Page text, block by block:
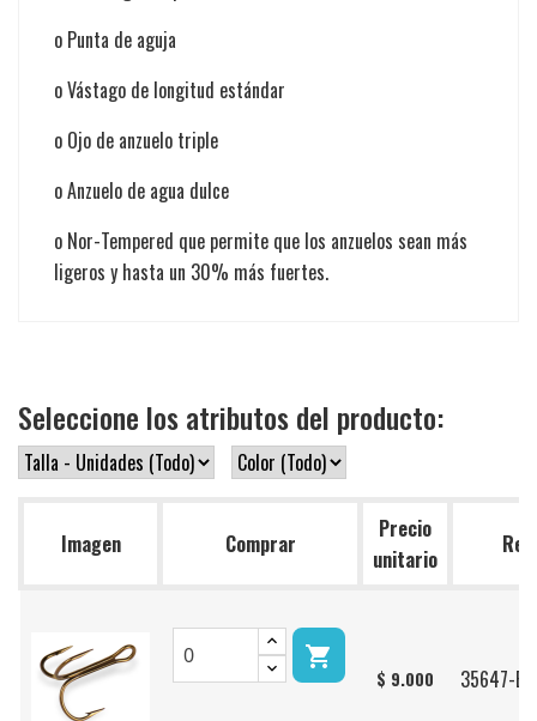
o Punta de aguja
o Vástago de longitud estándar
o Ojo de anzuelo triple
o Anzuelo de agua dulce
o Nor-Tempered que permite que los anzuelos sean más
ligeros y hasta un 30% más fuertes.
Seleccione los atributos del producto:
Imagen Comprar
Precio
unitario
Ref.

$ 9.000 35647-